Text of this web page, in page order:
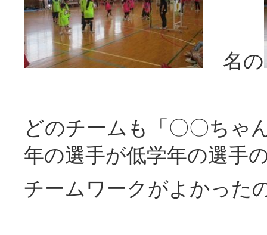
名の
どのチームも「〇〇ちゃ
年の選手が低学年の選手
チームワークがよかった